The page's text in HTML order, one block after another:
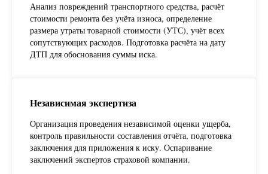
Анализ повреждений транспортного средства, расчёт
стоимости ремонта без учёта износа, определение
размера утраты товарной стоимости (УТС), учёт всех
сопутствующих расходов. Подготовка расчёта на дату
ДТП для обоснования суммы иска.
Независимая экспертиза
Организация проведения независимой оценки ущерба,
контроль правильности составления отчёта, подготовка
заключения для приложения к иску. Оспаривание
заключений экспертов страховой компании.